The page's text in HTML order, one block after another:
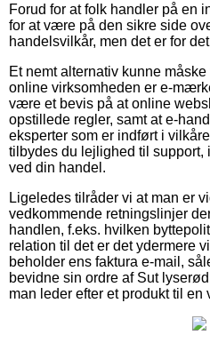
Forud for at folk handler på en
for at være på den sikre side
handelsvilkår, men det er for
Et nemt alternativ kunne
online virksomheden er e-
være et bevis på at online
opstillede regler, samt at e-
eksperter som er indført i
tilbydes du lejlighed til support,
ved din handel.
Ligeledes tilråder vi at man er
vedkommende retningslinjer
handlen, f.eks. hvilken
relation til det er det ydermere
beholder ens faktura e-mail,
bevidne sin ordre af Sut
man leder efter et produkt til en